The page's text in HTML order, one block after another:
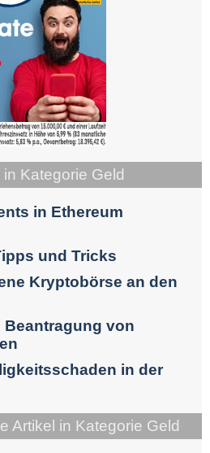
Kategorie Geld
in Ethereum
und Tricks
Kryptobörse an den
von
in der
Artikel in Kategorie Geld